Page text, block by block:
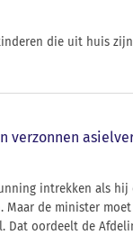
die uit huis
verzonnen
intrekken als
Maar de minister
oordeelt de